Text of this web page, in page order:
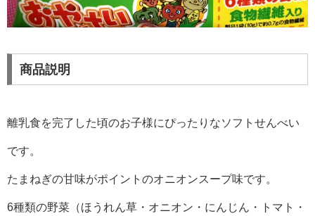
商品説明
離乳食を完了した頃のお子様にぴったりなソフトせんべい
です。
たまねぎの甘味がポイントのオニオンスープ味です。
6種類の野菜（ほうれん草・オニオン・にんじん・トマト・